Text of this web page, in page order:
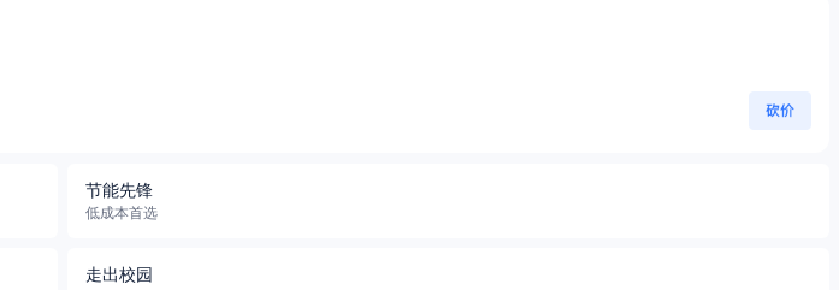
节能先锋
低成本首选
走出校园